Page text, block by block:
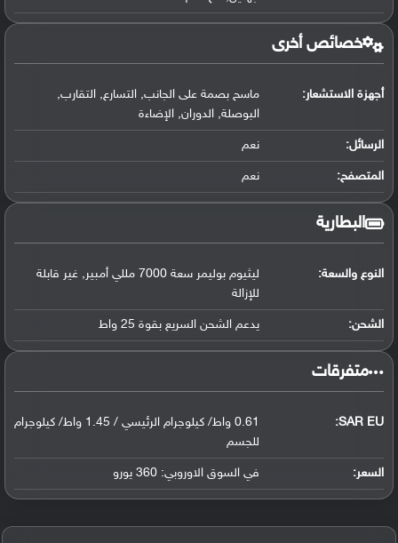
خصائص أخرى
أجهزة الاستشعار:
ماسح بصمة على الجانب, التسارع, التقارب,
البوصلة, الدوران, الإضاءة
الرسائل: نعم
المتصفح: نعم
البطارية
النوع والسعة:
ليثيوم بوليمر سعة 7000 مللي أمبير, غير قابلة
للإزالة
الشحن: يدعم الشحن السريع بقوة 25 واط
‏متفرقات‏
SAR EU:
0.61 واط/ كيلوجرام الرئيسي / 1.45 واط/ كيلوجرام
للجسم
السعر: في السوق الاوروبي: 360 يورو